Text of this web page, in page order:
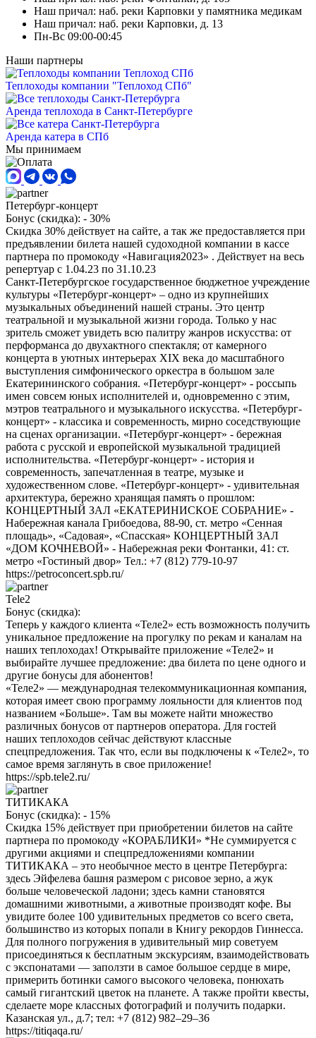
Наш причал: наб. реки Карповки у памятника медикам
Наш причал: наб. реки Карповки, д. 13
Пн-Вс 09:00-00:45
Наши партнеры
Теплоходы компании "Теплоход СПб"
Аренда теплохода в Санкт-Петербурге
Аренда катера в СПб
Мы принимаем
Петербург-концерт
Бонус (скидка): - 30%
Скидка 30% действует на сайте, а так же предоставляется при
предъявлении билета нашей судоходной компании в кассе
партнера по промокоду «Навигация2023» . Действует на весь
репертуар с 1.04.23 по 31.10.23
Санкт-Петербургское государственное бюджетное учреждение
культуры «Петербург-концерт» – одно из крупнейших
музыкальных объединений нашей страны. Это центр
театральной и музыкальной жизни города. Только у нас
зритель сможет увидеть всю палитру жанров искусства: от
перформанса до двухактного спектакля; от камерного
концерта в уютных интерьерах ХIХ века до масштабного
выступления симфонического оркестра в большом зале
Екатерининского собрания. «Петербург-концерт» - россыпь
имен совсем юных исполнителей и, одновременно с этим,
мэтров театрального и музыкального искусства. «Петербург-
концерт» - классика и современность, мирно соседствующие
на сценах организации. «Петербург-концерт» - бережная
работа с русской и европейской музыкальной традицией
исполнительства. «Петербург-концерт» - история и
современность, запечатленная в театре, музыке и
художественном слове. «Петербург-концерт» - удивительная
архитектура, бережно хранящая память о прошлом:
КОНЦЕРТНЫЙ ЗАЛ «ЕКАТЕРИНИСКОЕ СОБРАНИЕ» -
Набережная канала Грибоедова, 88-90, ст. метро «Сенная
площадь», «Садовая», «Спасская» КОНЦЕРТНЫЙ ЗАЛ
«ДОМ КОЧНЕВОЙ» - Набережная реки Фонтанки, 41: ст.
метро «Гостиный двор» Тел.: +7 (812) 779-10-97
https://petroconcert.spb.ru/
Tele2
Бонус (скидка):
Теперь у каждого клиента «Теле2» есть возможность получить
уникальное предложение на прогулку по рекам и каналам на
наших теплоходах! Открывайте приложение «Теле2» и
выбирайте лучшее предложение: два билета по цене одного и
другие бонусы для абонентов!
«Теле2» — международная телекоммуникационная компания,
которая имеет свою программу лояльности для клиентов под
названием «Больше». Там вы можете найти множество
различных бонусов от партнеров оператора. Для гостей
наших теплоходов сейчас действуют классные
спецпредложения. Так что, если вы подключены к «Теле2», то
самое время заглянуть в свое приложение!
https://spb.tele2.ru/
ТИТИКАКА
Бонус (скидка): - 15%
Скидка 15% действует при приобретении билетов на сайте
партнера по промокоду «КОРАБЛИКИ» *Не суммируется с
другими акциями и спецпредложениями компании
ТИТИКАКА – это необычное место в центре Петербурга:
здесь Эйфелева башня размером с рисовое зерно, а жук
больше человеческой ладони; здесь камни становятся
домашними животными, а животные производят кофе. Вы
увидите более 100 удивительных предметов со всего света,
большинство из которых попали в Книгу рекордов Гиннесса.
Для полного погружения в удивительный мир советуем
присоединяться к бесплатным экскурсиям, взаимодействовать
с экспонатами — заползти в самое большое сердце в мире,
примерить ботинки самого высокого человека, понюхать
самый гигантский цветок на планете. А также пройти квесты,
сделаете море классных фотографий и получить подарки.
Казанская ул., д.7; тел: +7 (812) 982–29–36
https://titiqaqa.ru/